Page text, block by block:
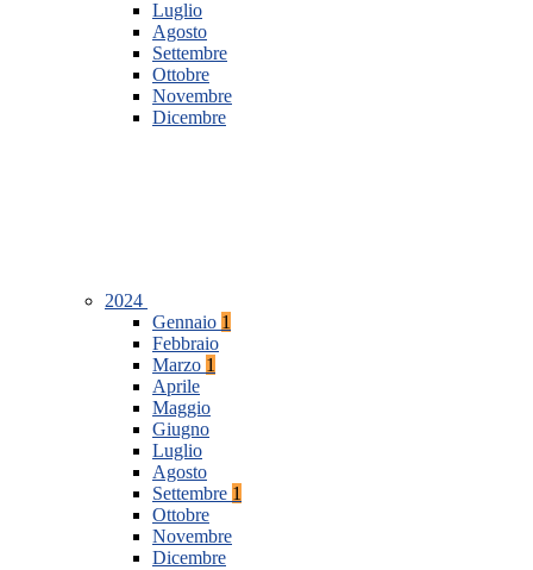
Luglio
Agosto
Settembre
Ottobre
Novembre
Dicembre
2024
Gennaio 1
Febbraio
Marzo 1
Aprile
Maggio
Giugno
Luglio
Agosto
Settembre 1
Ottobre
Novembre
Dicembre